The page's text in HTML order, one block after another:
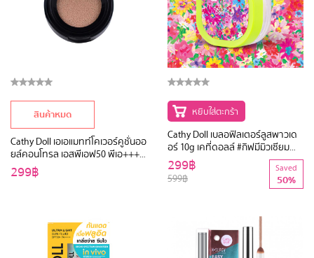
สินค้าหมด
Cathy Doll เอเอแมทท์โคเวอร์คูชั่นออ
ยล์คอนโทรล เอสพีเอฟ50 พีเอ+++
15g เคที่ดอลล์
299฿
หยิบใส่ตะกร้า
Cathy Doll เบลอฟิลเตอร์ลูสพาวเด
อร์ 10g เคที่ดอลล์ #กิฟมีมิวเซียม
#GIVEMEMUSEUM ทรานสลูเซนต์
GMM
599฿
299฿ Saved
50%